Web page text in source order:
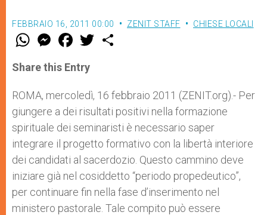
FEBBRAIO 16, 2011 00:00 ZENIT STAFF CHIESE LOCALI
W
t
s
p
p
M
e
s
e
g
e
r
F
a
e
b
o
k
w
r
Share this Entry
ROMA, mercoledì, 16 febbraio 2011 (ZENIT.org).- Per
giungere a dei risultati positivi nella formazione
spirituale dei seminaristi è necessario saper
integrare il progetto formativo con la libertà interiore
dei candidati al sacerdozio. Questo cammino deve
iniziare già nel cosiddetto “periodo propedeutico”,
per continuare fin nella fase d’inserimento nel
ministero pastorale. Tale compito può essere